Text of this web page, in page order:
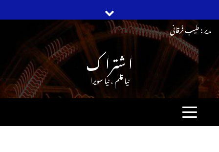
content
مدیر : طیب فرقانی
ا شترا ک
نیا قلم ، نیا سویرا